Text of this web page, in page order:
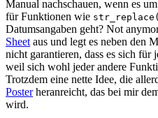
Manual nachschauen, wenn es
für Funktionen wie
Datumsangaben geht? Not
Sheet aus und legt es neben den
nicht garantieren, dass es sich für
weil sich wohl jeder andere
Trotzdem eine nette Idee, die
Posterheranreicht, das bei mir
wird.